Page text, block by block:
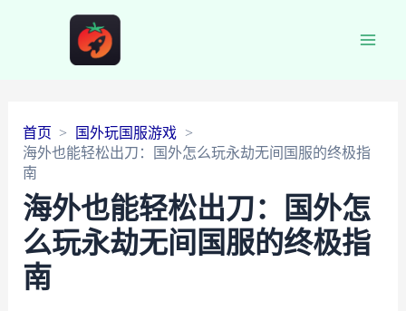
首页
国外玩国服游戏
海外也能轻松出刀：国外怎么玩永劫无间国服的终极指
南
海外也能轻松出刀：国外怎
么玩永劫无间国服的终极指
南